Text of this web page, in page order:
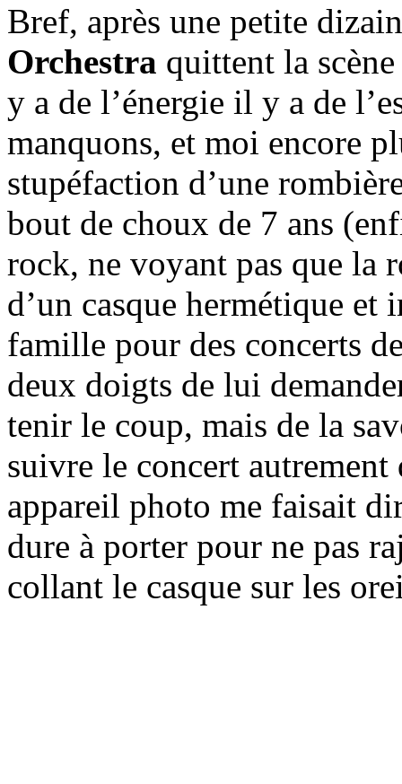
Bref, après une petite
Orchestra quittent la
y a de l’énergie il y a de
manquons, et moi encore
stupéfaction d’une
bout de choux de 7 ans
rock, ne voyant pas que la
d’un casque hermétique
famille pour des concerts
deux doigts de lui
tenir le coup, mais de la
suivre le concert autrement
appareil photo me faisait
dure à porter pour ne pas
collant le casque sur les